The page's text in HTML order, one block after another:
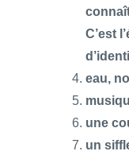
C’est
eau,
une
un